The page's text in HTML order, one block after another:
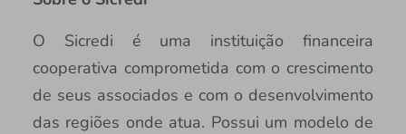
O Sicredi é uma instituição financeira
cooperativa comprometida com o crescimento
de seus associados e com o desenvolvimento
das regiões onde atua. Possui um modelo de